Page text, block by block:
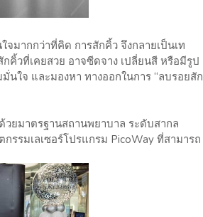
มากกว่าที่คิด การสักคิ้ว จึงกลายเป็นเท
คิ้วที่เคยสวย อาจซีดจาง เปลี่ยนสี หรือมีรูป
ใจ และมองหา ทางออกในการ “ลบรอยสัก
วยมาตรฐานสถานพยาบาล ระดับสากล
รรมเลเซอร์โปรแกรม PicoWay ที่สามารถ